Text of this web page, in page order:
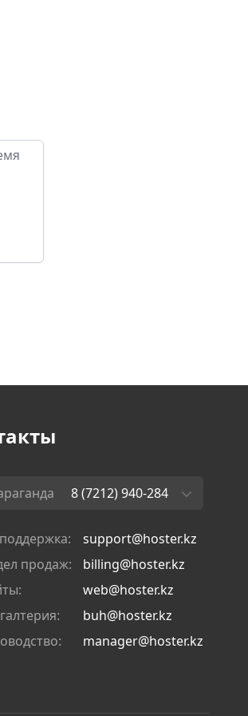
8 (7212) 940-284
support@hoster.kz
продаж:
billing@hoster.kz
web@hoster.kz
buh@hoster.kz
manager@hoster.kz